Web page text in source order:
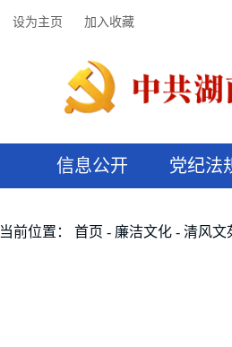
设为主页 加入收藏
信息公开 党纪法
当前位置： 首页 廉洁文化 清风文